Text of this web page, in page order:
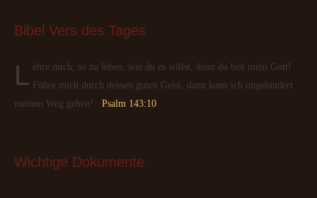
Bibel Vers des Tages
Lehre mich, so zu leben, wie du es willst, denn du bist mein Gott! Führe mich durch deinen guten Geist, dann kann ich ungehindert
meinen Weg gehen!
Psalm 143:10
Wichtige Dokumente